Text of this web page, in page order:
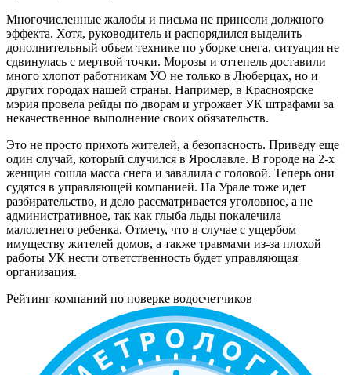
Многочисленные жалобы и письма не принесли должного
эффекта. Хотя, руководитель и распорядился выделить
дополнительный объем технике по уборке снега, ситуация не
сдвинулась с мертвой точки. Морозы и оттепель доставили
много хлопот работникам УО не только в Люберцах, но и
других городах нашей страны. Например, в Красноярске
мэрия провела рейды по дворам и угрожает УК штрафами за
некачественное выполнение своих обязательств.
Это не просто прихоть жителей, а безопасность. Приведу еще
один случай, который случился в Ярославле. В городе на 2-х
женщин сошла масса снега и завалила с головой. Теперь они
судятся в управляющей компанией. На Урале тоже идет
разбирательство, и дело рассматривается уголовное, а не
административное, так как глыба льды покалечила
малолетнего ребенка. Отмечу, что в случае с ущербом
имуществу жителей домов, а также травмами из-за плохой
работы УК нести ответственность будет управляющая
организация.
Рейтинг компаний по поверке водосчетчиков